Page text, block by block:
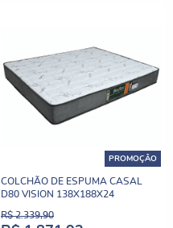
PROMOÇÃO
COLCHÃO DE ESPUMA CASAL
D80 VISION 138X188X24
R$ 2.339,90